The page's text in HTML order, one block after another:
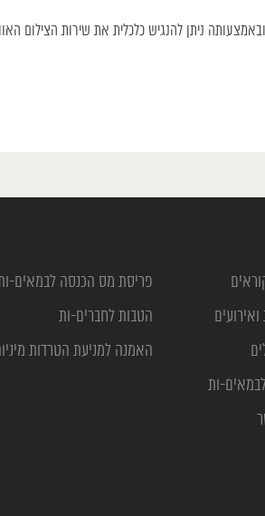
ניתן להנגיש כלכלית את שירות הצילום
ות
פריסת מס הכנסה לבמאים-
הטבות לחברים-ות
האמנה למניעת הטרדות